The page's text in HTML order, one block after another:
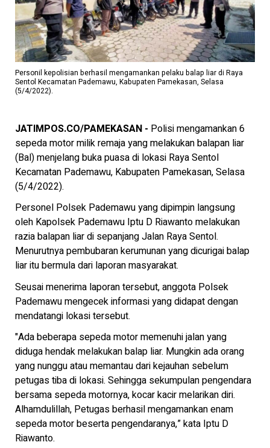
Personil kepolisian berhasil mengamankan pelaku balap liar di Raya
Sentol Kecamatan Pademawu, Kabupaten Pamekasan, Selasa
(5/4/2022).
JATIMPOS.CO/PAMEKASAN - Polisi mengamankan 6
sepeda motor milik remaja yang melakukan balapan liar
(Bal) menjelang buka puasa di lokasi Raya Sentol
Kecamatan Pademawu, Kabupaten Pamekasan, Selasa
(5/4/2022).
Personel Polsek Pademawu yang dipimpin langsung
oleh Kapolsek Pademawu Iptu D Riawanto melakukan
razia balapan liar di sepanjang Jalan Raya Sentol.
Menurutnya pembubaran kerumunan yang dicurigai balap
liar itu bermula dari laporan masyarakat.
Seusai menerima laporan tersebut, anggota Polsek
Pademawu mengecek informasi yang didapat dengan
mendatangi lokasi tersebut.
"Ada beberapa sepeda motor memenuhi jalan yang
diduga hendak melakukan balap liar. Mungkin ada orang
yang nunggu atau memantau dari kejauhan sebelum
petugas tiba di lokasi. Sehingga sekumpulan pengendara
bersama sepeda motornya, kocar kacir melarikan diri.
Alhamdulillah, Petugas berhasil mengamankan enam
sepeda motor beserta pengendaranya,” kata Iptu D
Riawanto.